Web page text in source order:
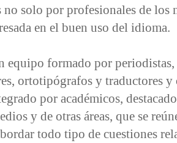
solo por profesionales de los
en el buen uso del idioma.
equipo formado por
ortotipógrafos y traductores y
por académicos,
y de otras áreas, que se
todo tipo de cuestiones